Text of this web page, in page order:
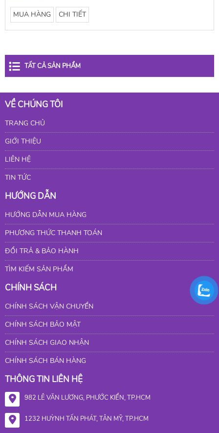
MUA HÀNG CHI TIẾT
TẤT CẢ SẢN PHẨM
VỀ CHÚNG TÔI
TRANG CHỦ
GIỚI THIỆU
LIÊN HỆ
TIN TỨC
HƯỚNG DẪN
HƯỚNG DẪN MUA HÀNG
PHƯƠNG THỨC THANH TOÁN
ĐỔI TRẢ & BẢO HÀNH
TÌM KIẾM SẢN PHẨM
CHÍNH SÁCH
CHÍNH SÁCH VẬN CHUYỂN
CHÍNH SÁCH BẢO MẬT
CHÍNH SÁCH GIAO NHẬN
CHÍNH SÁCH BÁN HÀNG
THÔNG TIN LIÊN HỆ
982 LÊ VĂN LƯƠNG, PHƯỚC KIỂN, TP.HCM
1232 HUỲNH TẤN PHÁT, TÂN MỸ, TP.HCM